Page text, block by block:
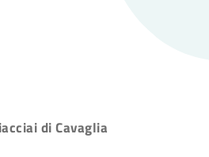
di Cavaglia